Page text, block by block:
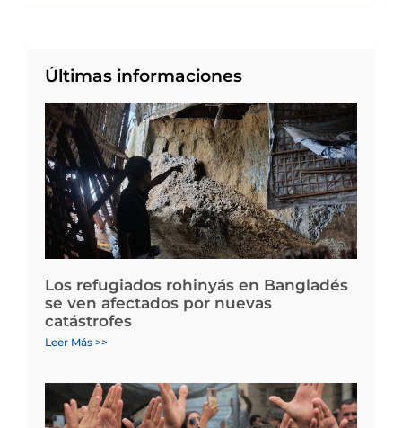
Últimas informaciones
Los refugiados rohinyás en Bangladés
se ven afectados por nuevas
catástrofes
Leer Más >>